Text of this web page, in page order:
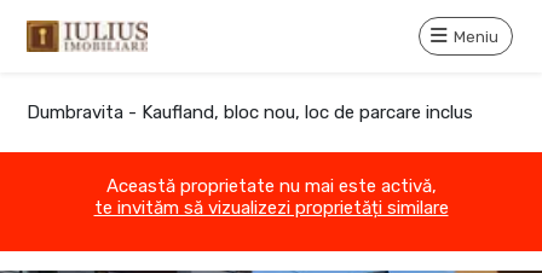
Meniu
Dumbravita - Kaufland, bloc nou, loc de parcare inclus
Această proprietate nu mai este activă,
te invităm să vizualizezi proprietăți similare